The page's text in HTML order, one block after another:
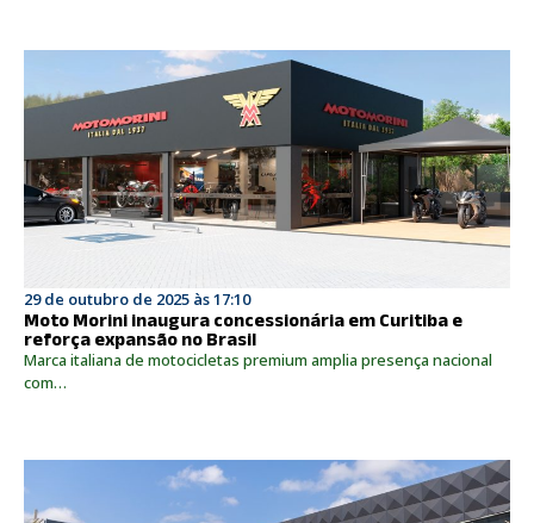
29 de outubro de 2025 às 17:10
Moto Morini inaugura concessionária em Curitiba e
reforça expansão no Brasil
Marca italiana de motocicletas premium amplia presença nacional
com…